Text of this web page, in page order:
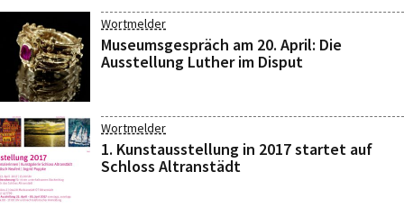
Wortmelder
Museumsgespräch am 20. April: Die
Ausstellung Luther im Disput
Wortmelder
1. Kunstausstellung in 2017 startet auf
Schloss Altranstädt